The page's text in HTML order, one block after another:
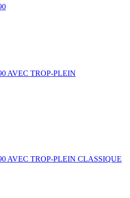
AVEC TROP-PLEIN
AVEC TROP-PLEIN CLASSIQUE